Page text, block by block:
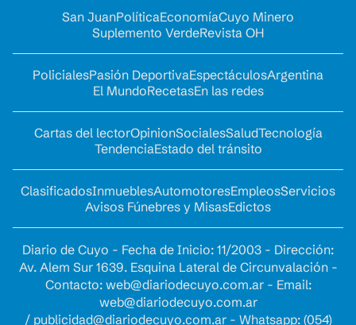
San JuanPolíticaEconomíaCuyo Minero
Suplemento VerdeRevista OH
PolicialesPasión DeportivaEspectáculosArgentina
El MundoRecetasEn las redes
Cartas del lectorOpinionSocialesSaludTecnología
TendenciaEstado del tránsito
ClasificadosInmueblesAutomotoresEmpleosServicios
Avisos Fúnebres y MisasEdictos
Diario de Cuyo - Fecha de Inicio: 11/2003 - Dirección:
Av. Alem Sur 1639. Esquina Lateral de Circunvalación -
Contacto: web@diariodecuyo.com.ar- Email:
web@diariodecuyo.com.ar
/ publicidad@diariodecuyo.com.ar- Whatsapp: (054)